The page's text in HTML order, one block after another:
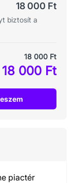
18 000 Ft
biztosít a
18 000 Ft
18 000 Ft
piactér